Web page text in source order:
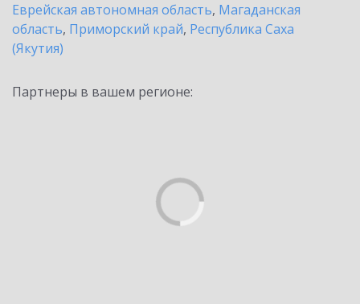
Еврейская автономная область, Магаданская
область, Приморский край, Республика Саха
(Якутия)
Партнеры в вашем регионе: